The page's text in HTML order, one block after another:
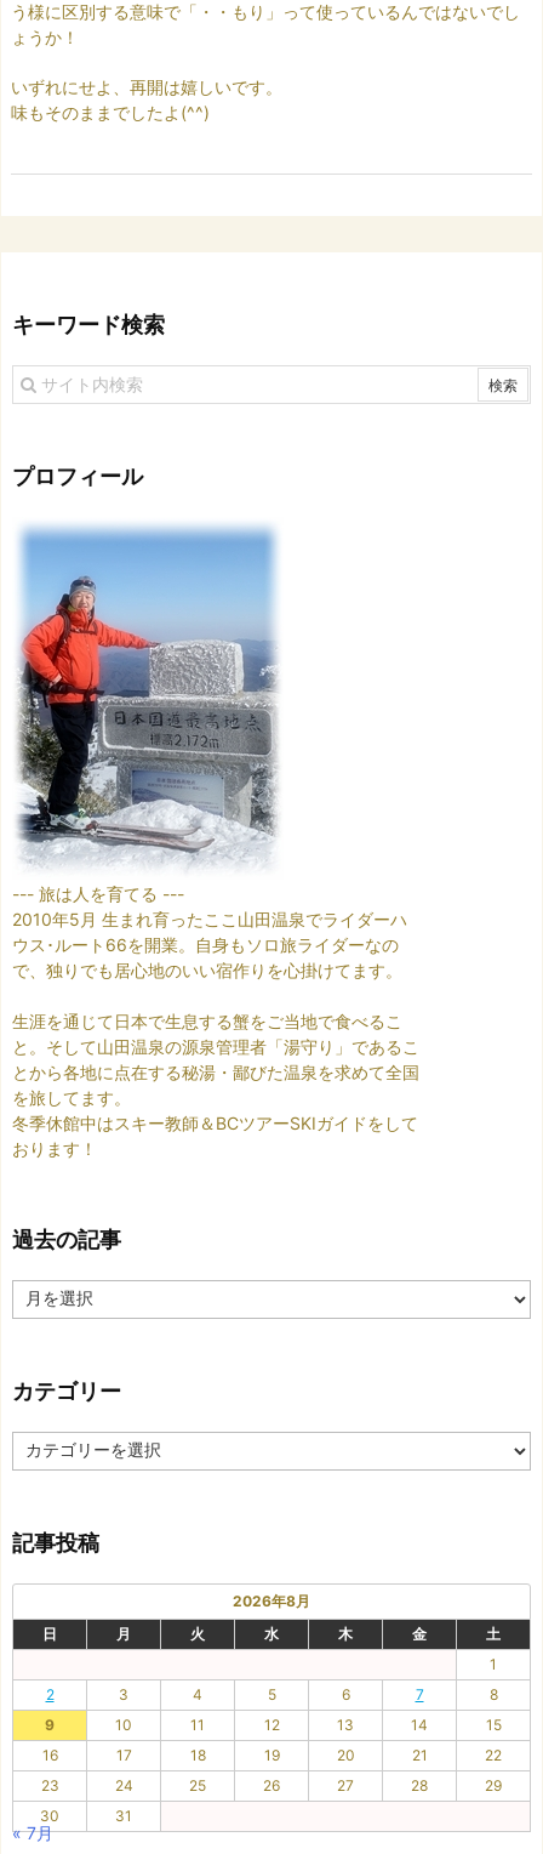
う様に区別する意味で「・・もり」って使っているんではないでし
ょうか！
いずれにせよ、再開は嬉しいです。
味もそのままでしたよ(^^)
キーワード検索
プロフィール
--- 旅は人を育てる ---
2010年5月 生まれ育ったここ山田温泉でライダーハ
ウス･ルート66を開業。自身もソロ旅ライダーなの
で、独りでも居心地のいい宿作りを心掛けてます。
生涯を通じて日本で生息する蟹をご当地で食べるこ
と。そして山田温泉の源泉管理者「湯守り」であるこ
とから各地に点在する秘湯・鄙びた温泉を求めて全国
を旅してます。
冬季休館中はスキー教師＆BCツアーSKIガイドをして
おります！
過去の記事
去
事
カテゴリー
カ
テ
ー
記事投稿
2026年8月
日
月 火 水 木 金
土
1
2
3 4 5 6 7
8
9
10 11 12 13 14
15
16
17 18 19 20 21
22
23
24 25 26 27 28
29
30
31
« 7月